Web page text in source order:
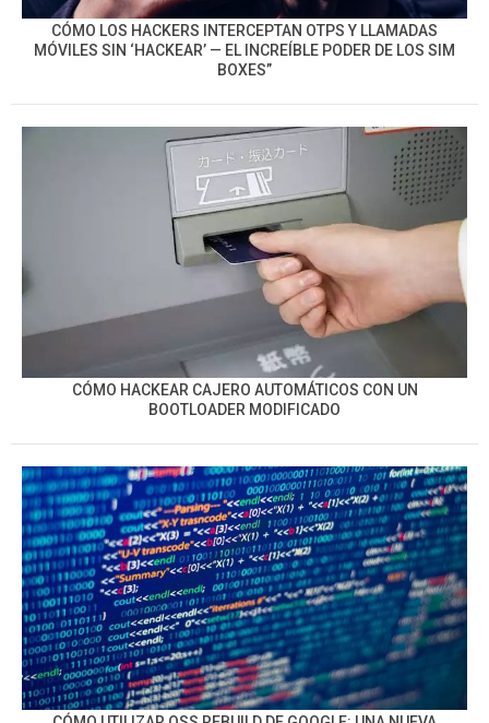
CÓMO LOS HACKERS INTERCEPTAN OTPS Y LLAMADAS
MÓVILES SIN ‘HACKEAR’ — EL INCREÍBLE PODER DE LOS SIM
BOXES”
CÓMO HACKEAR CAJERO AUTOMÁTICOS CON UN
BOOTLOADER MODIFICADO